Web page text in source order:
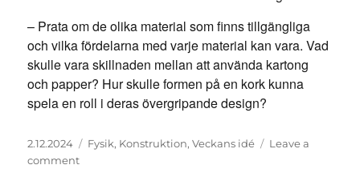
– Prata om de olika material som finns tillgängliga
och vilka fördelarna med varje material kan vara. Vad
skulle vara skillnaden mellan att använda kartong
och papper? Hur skulle formen på en kork kunna
spela en roll i deras övergripande design?
Posted
on
2.12.2024 Categories
Fysik, Konstruktion,Veckans idé
Leave a
commenton